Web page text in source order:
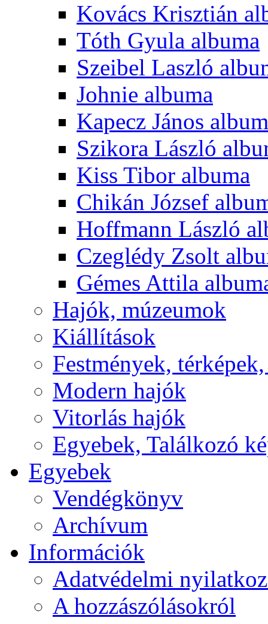
Kovács Krisztián
Tóth Gyula albuma
Szeibel Laszló
Johnie albuma
Kapecz János
Szikora László
Kiss Tibor albuma
Chikán József
Hoffmann László
Czeglédy Zsolt
Gémes Attila
Hajók, múzeumok
Kiállítások
Festmények,
Modern hajók
Vitorlás hajók
Egyebek, Találkozó
Egyebek
Vendégkönyv
Archívum
Információk
Adatvédelmi
A hozzászólásokról